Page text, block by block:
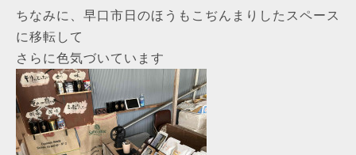
ちなみに、早口市日のほうもこぢんまりしたスペース
に移転して
さらに色気づいています